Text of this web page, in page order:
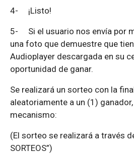
4- ¡Listo!
5- Si el usuario nos envía por
una foto que demuestre que
Audioplayer descargada en su
oportunidad de ganar.
Se realizará un sorteo con la
aleatoriamente a un (1)
mecanismo:
(El sorteo se realizará a través
SORTEOS”)